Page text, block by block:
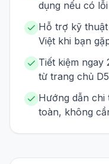
dụng nếu có
Hỗ trợ kỹ
Việt khi bạn
Tiết kiệm ngay
từ trang chủ
Hướng dẫn chi
toàn, không